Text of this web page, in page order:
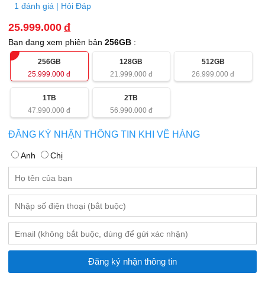
1 đánh giá | Hỏi Đáp
25.999.000 đ
Bạn đang xem phiên bản256GB :
256GB
25.999.000 đ
128GB
21.999.000đ
512GB
26.999.000 đ
1TB
47.990.000 đ
2TB
56.990.000đ
ĐĂNG KÝ NHẬN THÔNG TIN KHI VỀ HÀNG
Anh Chị